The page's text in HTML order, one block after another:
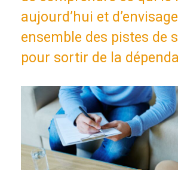
aujourd’hui et
ensemble des pistes de
pour sortir de la